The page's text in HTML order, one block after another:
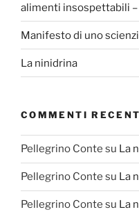
alimenti insospettabili –
Manifesto di uno
La ninidrina
COMMENTI
Pellegrino Conte su La
Pellegrino Conte su La
Pellegrino Conte su La